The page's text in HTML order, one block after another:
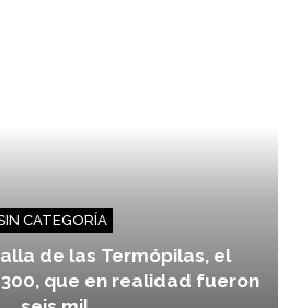
CATEGORÍA
de las Termópilas, el
que en realidad fueron